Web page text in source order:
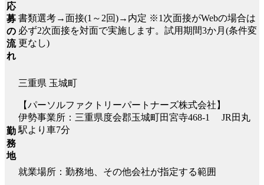
応
募
の
流
れ
書類選考→面接(1～2回)→内定 ※1次面接がWebの場合は
必ず2次面接を対面で実施します。試用期間3か月(条件変
更なし)
勤
務
地
三重県 玉城町
【パーソルファクトリーパートナーズ株式会社】
伊勢事業所：三重県度会郡玉城町田宮寺468-1 JR田丸
駅より車7分
就業場所：勤務地、その他会社が指定する範囲